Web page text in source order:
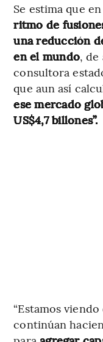
Se estima que
ritmo de
una reducción
en el mundo, de
consultora
que aun así
ese mercado
US$4,7 billones”.
“Estamos
continúan